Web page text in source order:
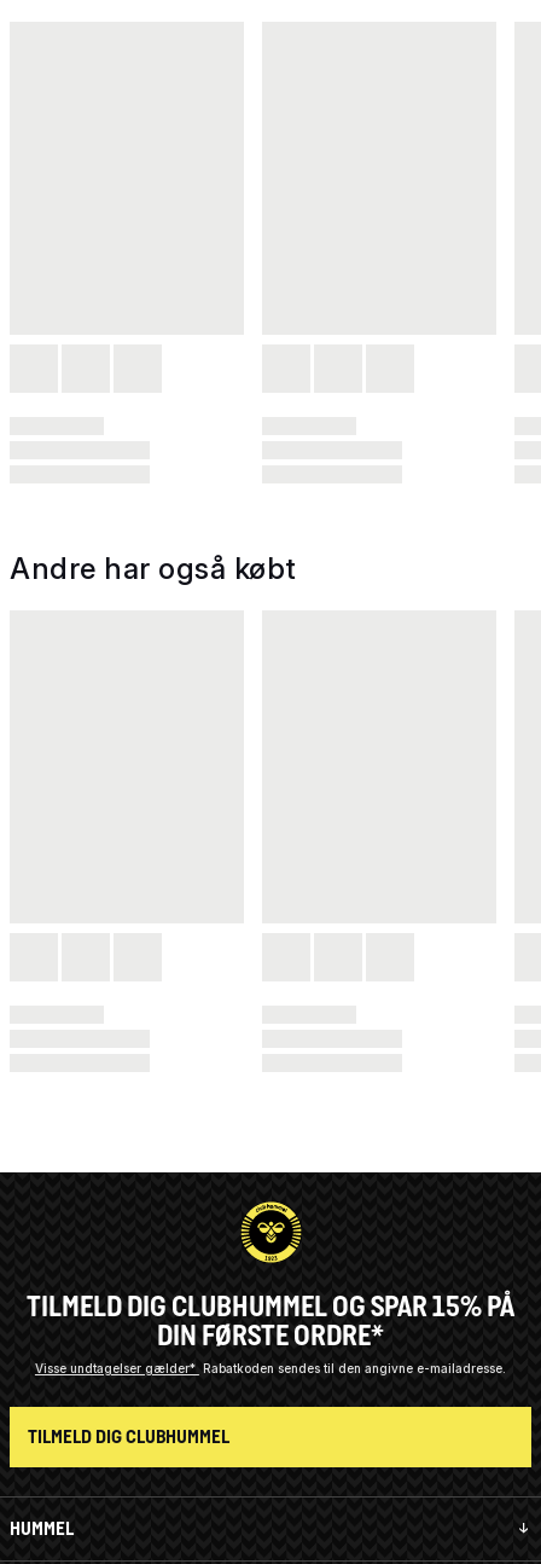
Andre har også købt
HUMMEL
TILMELD DIG CLUBHUMMEL OG SPAR 15% PÅ
DIN FØRSTE ORDRE*
Visse undtagelser gælder* Rabatkoden sendes til den angivne e-mailadresse.
TILMELD DIG CLUBHUMMEL